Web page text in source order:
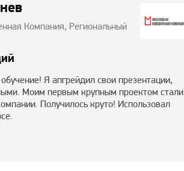
Компания, Региональный
Я апгрейдил свои презентации,
Моим первым крупным проектом стали
Получилось круто! Использовал